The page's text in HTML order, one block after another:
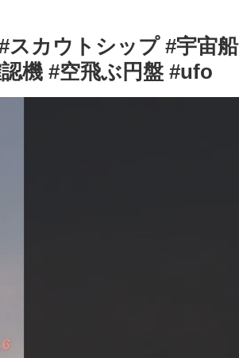
カウトシップ #宇宙船
機 #空飛ぶ円盤 #ufo